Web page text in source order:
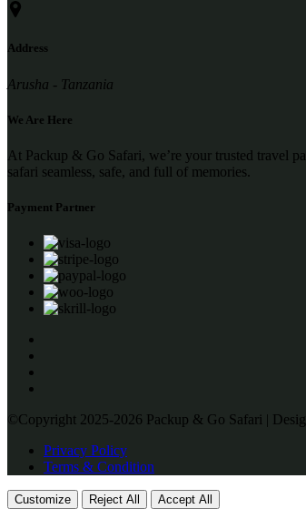
Address
Arusha - Tanzania
We Are Here
At Packup & Go Safari, we’re your trusted travel
safari seamless, safe, and full of memories.
Payment Partner
©Copyright 2025-2026 Packup & Go Safari |
Privacy Policy
Terms & Condition
Customize Reject All Accept All